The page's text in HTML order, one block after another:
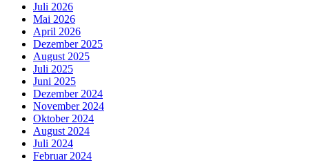
Juli 2026
Mai 2026
April 2026
Dezember 2025
August 2025
Juli 2025
Juni 2025
Dezember 2024
November 2024
Oktober 2024
August 2024
Juli 2024
Februar 2024